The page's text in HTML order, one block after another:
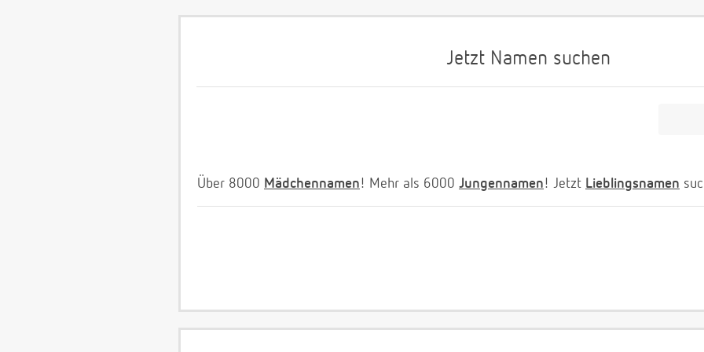
Jetzt Namen suchen
Über 8000 Mädchennamen! Mehr als 6000 Jungennamen! Jetzt Lieblingsnamen